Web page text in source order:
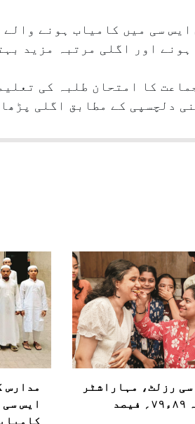
سی میں کامیاب ہونے
اور اگلی مرتبہ مزید
کا امتحان طلبہ کی
دلچسپی کے مطابق اگلی
سی رزلٹ، مہاراشٹر
ایس